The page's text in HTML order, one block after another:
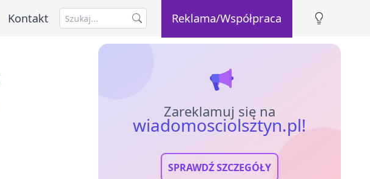
Kontakt Reklama/Współpraca
Zareklamuj się na
wiadomosciolsztyn.pl!
SPRAWDŹ SZCZEGÓŁY